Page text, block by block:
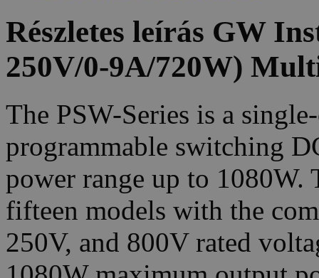
Részletes leírás GW
250V/0-9A/720W)
The PSW-Series is a
programmable switching
power range up to 1080W.
fifteen models with the
250V, and 800V rated